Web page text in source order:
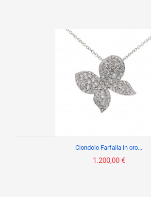
Ciondolo Farfalla in oro...
1.200,00 €